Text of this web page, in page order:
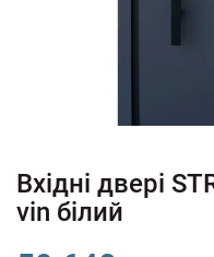
+380
+380
Вхідні двері
vin білий